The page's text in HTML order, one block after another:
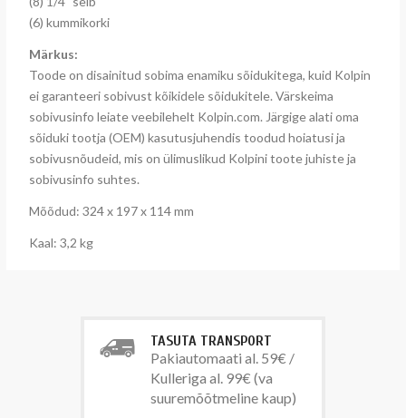
(6) kummikorki
Märkus:
Toode on disainitud sobima enamiku sõidukitega, kuid Kolpin
ei garanteeri sobivust kõikidele sõidukitele. Värskeima
sobivusinfo leiate veebilehelt Kolpin.com. Järgige alati oma
sõiduki tootja (OEM) kasutusjuhendis toodud hoiatusi ja
sobivusnõudeid, mis on ülimuslikud Kolpini toote juhiste ja
sobivusinfo suhtes.
Mõõdud: 324 x 197 x 114 mm
Kaal: 3,2 kg
TASUTA TRANSPORT
Pakiautomaati al. 59€ /
Kulleriga al. 99€ (va
suuremõõtmeline kaup)